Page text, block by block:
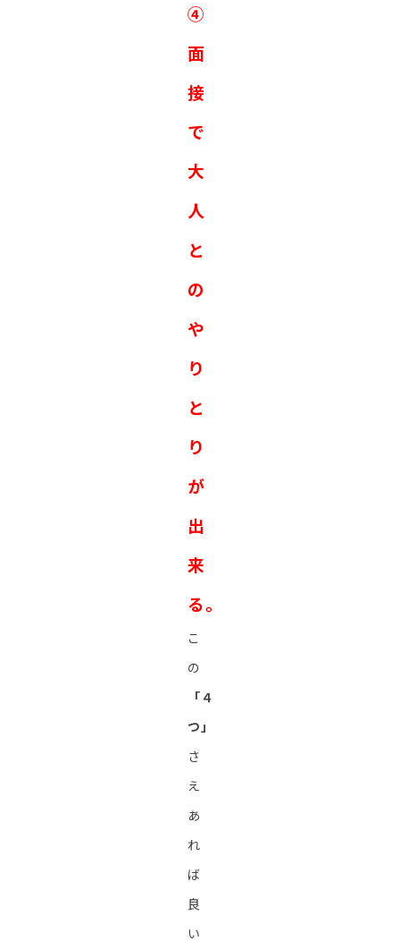
④
面
接
で
大
人
と
の
や
り
と
り
が
出
来
る。
こ
の
「４
つ」
さ
え
あ
れ
ば
良
い